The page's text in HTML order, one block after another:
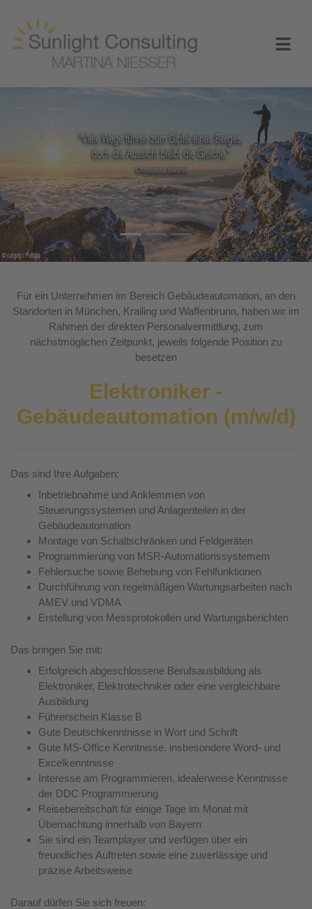
Previous
Für ein Unternehmen im Bereich Gebäudeautomation, an den
Standorten in München, Krailing und Waffenbrunn, haben wir im
Rahmen der direkten Personalvermittlung, zum
nächstmöglichen Zeitpunkt, jeweils folgende Position zu
besetzen
Elektroniker -
Gebäudeautomation (m/w/d)
Das sind Ihre Aufgaben:
Inbetriebnahme und Anklemmen von
Steuerungssystemen und Anlagenteilen in der
Gebäudeautomation
Montage von Schaltschränken und Feldgeräten
Programmierung von MSR-Automationssystemem
Fehlersuche sowie Behebung von Fehlfunktionen
Durchführung von regelmäßigen Wartungsarbeiten nach
AMEV und VDMA
Erstellung von Messprotokollen und Wartungsberichten
Das bringen Sie mit:
Erfolgreich abgeschlossene Berufsausbildung als
Elektroniker, Elektrotechniker oder eine vergleichbare
Ausbildung
Führerschein Klasse B
Gute Deutschkenntnisse in Wort und Schrift
Gute MS-Office Kenntnisse, insbesondere Word- und
Excelkenntnisse
Interesse am Programmieren, idealerweise Kenntnisse
der DDC Programmierung
Reisebereitschaft für einige Tage im Monat mit
Übernachtung innerhalb von Bayern
Sie sind ein Teamplayer und verfügen über ein
freundliches Auftreten sowie eine zuverlässige und
präzise Arbeitsweise
Darauf dürfen Sie sich freuen: